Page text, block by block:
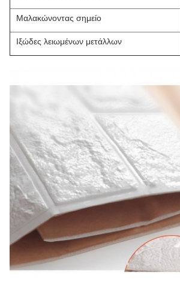
Μαλακώνοντας σημείο
Ιξώδες λειωμένων μετάλλων